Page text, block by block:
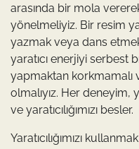
arasında bir mola
yönelmeliyiz. Bir resim
yazmak veya dans
yaratıcı enerjiyi serbest
yapmaktan korkmamalı
olmalıyız. Her
ve yaratıcılığımızı besler.
Yaratıcılığımızı